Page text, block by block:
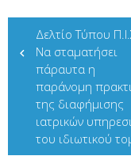
Πλοήγηση
άρθρων
Δελτίο Τύπου
Να σταματήσει
πάραυτα η
παράνομη
της διαφήμισης
ιατρικών
του ιδιωτικού